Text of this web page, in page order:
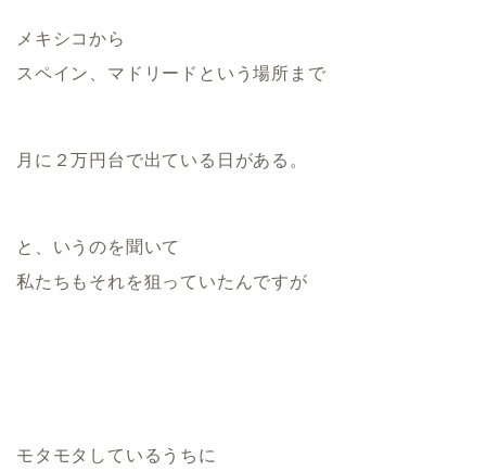
メキシコから
スペイン、マドリードという場所まで
月に２万円台で出ている日がある。
と、いうのを聞いて
私たちもそれを狙っていたんですが
モタモタしているうちに